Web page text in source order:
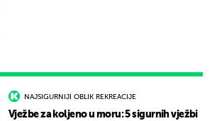
NAJSIGURNIJI OBLIK REKREACIJE
Vježbe za koljeno u moru: 5 sigurnih vježbi